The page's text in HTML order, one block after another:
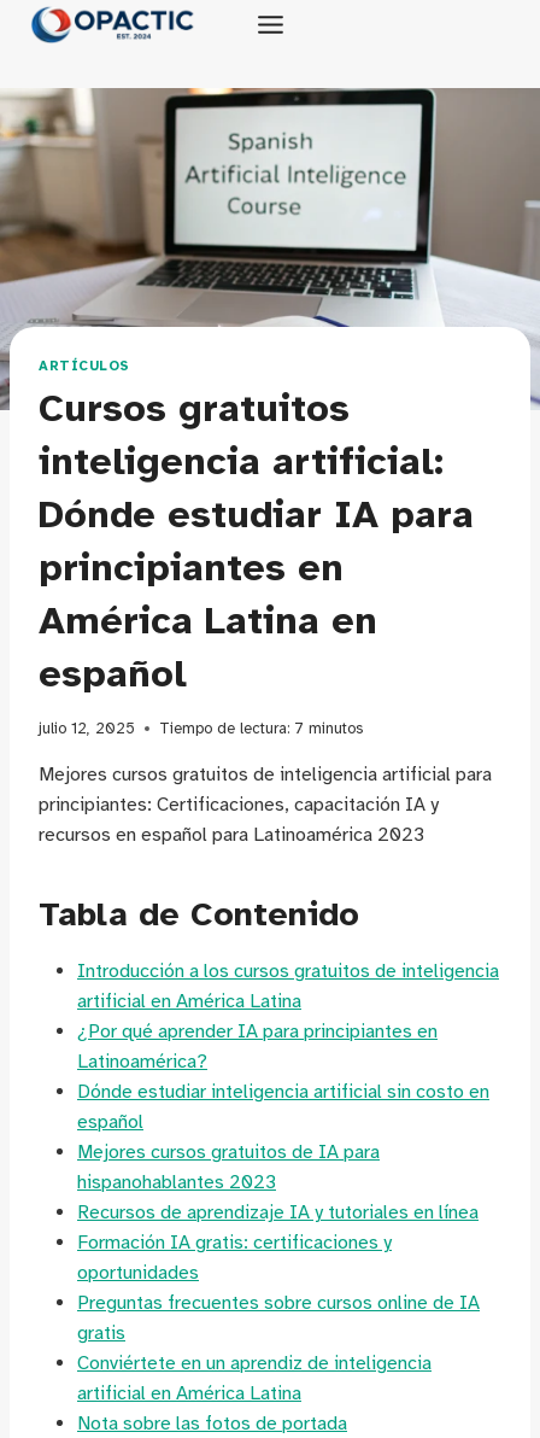
Saltar
ARTÍCULOS
Cursos gratuitos
inteligencia artificial:
Dónde estudiar IA para
principiantes en
América Latina en
español
julio 12, 2025 Tiempo de lectura: 7 minutos
Mejores cursos gratuitos de inteligencia artificial para
principiantes: Certificaciones, capacitación IA y
recursos en español para Latinoamérica 2023
Tabla de Contenido
Introducción a los cursos gratuitos de inteligencia
artificial en América Latina
¿Por qué aprender IA para principiantes en
Latinoamérica?
Dónde estudiar inteligencia artificial sin costo en
español
Mejores cursos gratuitos de IA para
hispanohablantes 2023
Recursos de aprendizaje IA y tutoriales en línea
Formación IA gratis: certificaciones y
oportunidades
Preguntas frecuentes sobre cursos online de IA
gratis
Conviértete en un aprendiz de inteligencia
artificial en América Latina
Nota sobre las fotos de portada